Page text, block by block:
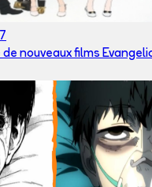
nouveaux films